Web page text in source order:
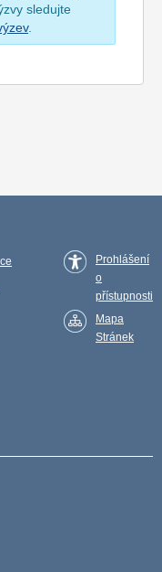
sledujte
.
Prohlášení
o
přístupnosti
Mapa
Stránek